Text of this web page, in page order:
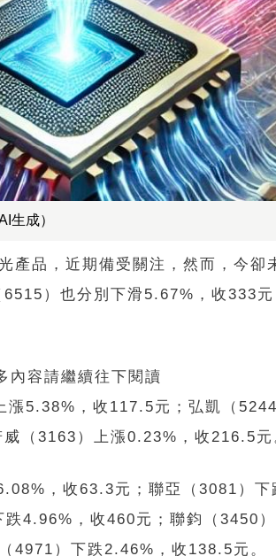
生成）
產品，近期備受關注，然而，今卻
）也分別下滑5.67%，收333
內容請繼續往下閱讀
5.38%，收117.5元；弘凱（
（3163）上漲0.23%，收216.5元
，收63.3元；聯亞（3081）
4.96%，收460元；聯鈞（3450
4971）下跌2.46%，收138.5元。